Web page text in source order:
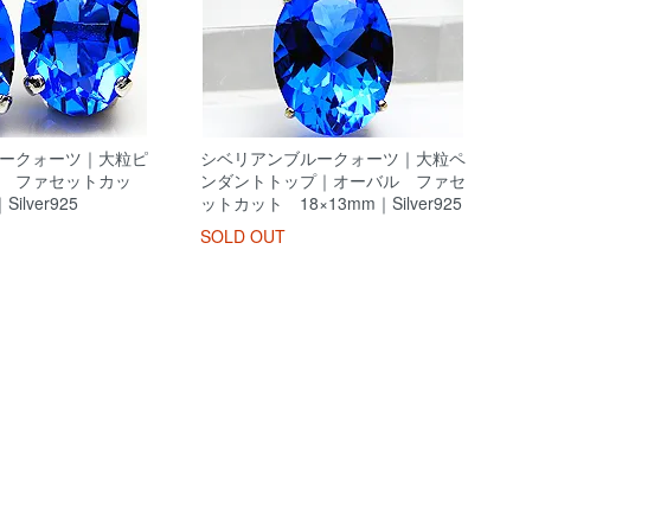
クォーツ｜大粒ピ
ファセットカッ
シベリアンブルークォーツ｜大粒ペ
ンダントトップ｜オーバル ファセ
ットカット 18×13mm｜Silver925
SOLD OUT